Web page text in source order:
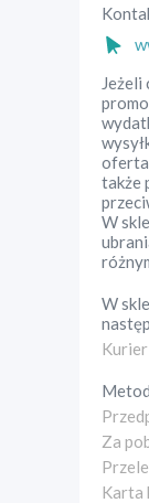
Jeżeli
oferta
także
W
W
Kurier
Za
Karta